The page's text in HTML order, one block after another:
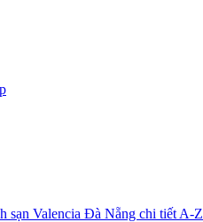
sạn Valencia Đà Nẵng chi tiết A-Z